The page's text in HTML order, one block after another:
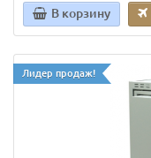
В корзину
Лидер продаж!